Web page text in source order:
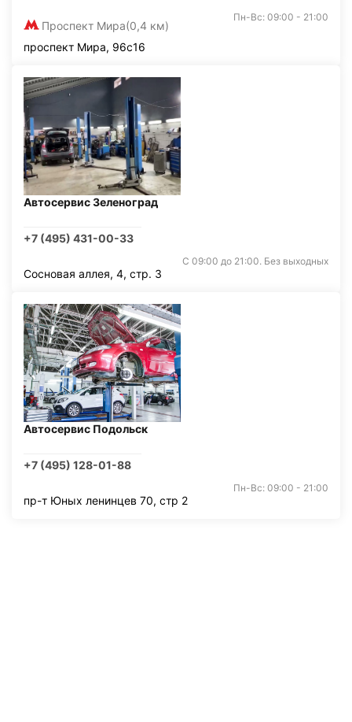
Проспект Мира(0,4 км)
Пн-Вс: 09:00 - 21:00
проспект Мира, 96с16
Автосервис Зеленоград
+7 (495) 431-00-33
С 09:00 до 21:00. Без выходных
Сосновая аллея, 4, стр. 3
Автосервис Подольск
+7 (495) 128-01-88
Пн-Вс: 09:00 - 21:00
пр-т Юных ленинцев 70, стр 2